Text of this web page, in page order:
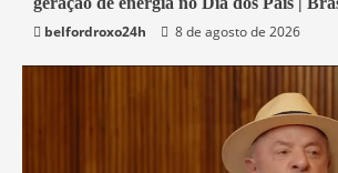
Economia
belfordroxo24h
8 de agosto de 2026